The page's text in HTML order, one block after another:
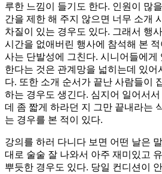
루한 느낌이 들기도 한다. 인원이 많
간을 제한 해 주지 않으면 너무 소개
차질이 있는 경우도 있다. 그래서 행
시간을 없애버린 행사에 참석해 본
사는 단발성에 그친다. 시니어들에게
한다는 것은 관계망을 넓히는데 있어
다. 또한 소개 순서가 끝난 사람들이
하는 경우도 생긴다. 심지어 일어서
데 좀 짧게 하라던 지 그만 끝내라는
는 경우를 본 적이 있다.
강의를 하러 다니다 보면 어떤 날은
대로 술술 잘 나와서 아주 재미있고
뿌듯한 경우도 있다. 당일 컨디션이